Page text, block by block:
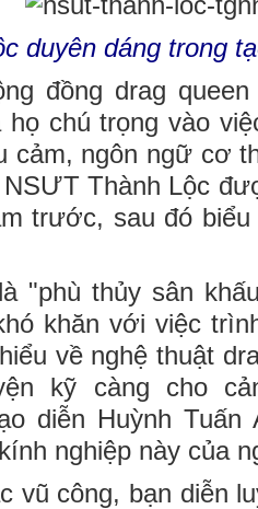
duyên dáng trong
đồng drag
họ chú trọng vào
cảm, ngôn ngữ cơ
Thành Lộc
trước, sau đó
"phù thủy sân
khăn với việc
về nghệ thuật
kỹ càng cho
diễn Huỳnh
nghiệp này của
vũ công, bạn diễn